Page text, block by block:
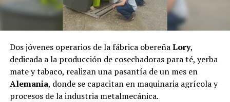
El pasado jueves, el fiscalHéctor Simón
, a través de la
Fiscalía de Instrucción Uno de Puerto Rico dictaminó
dejar sin efecto eldesalojo,por lo que las familias
regresaron a la comunidad.
Dos jóvenes operarios de la fábrica obereñaLory,
dedicada a la producción de cosechadoras para té, yerba
mate y tabaco, realizan una pasantía de un mes en
Alemania, donde se capacitan en maquinaria agrícola y
procesos de la industria metalmecánica.